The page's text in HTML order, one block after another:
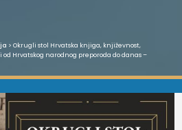
> Okrugli stol Hrvatska knjiga, književnost,
Hrvatskog narodnog preporoda do danas –